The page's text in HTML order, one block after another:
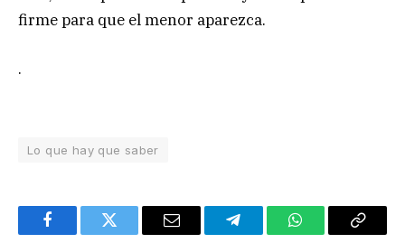
firme para que el menor aparezca.
.
Lo que hay que saber
FacebookTwitter Email TelegramWhatsAppCopy